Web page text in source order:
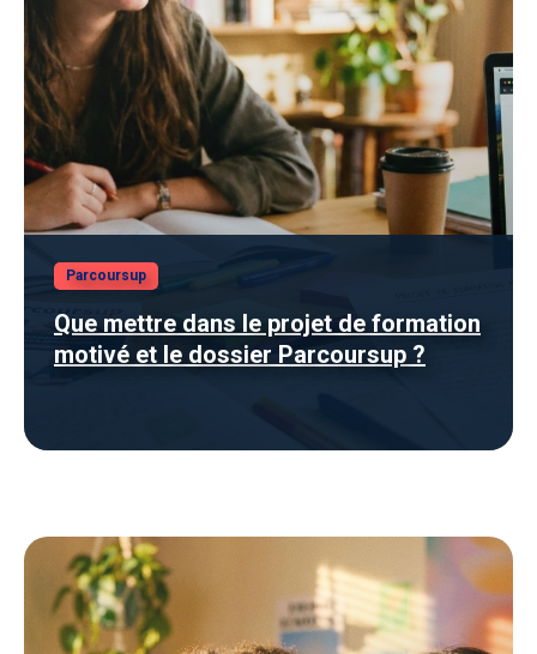
Parcoursup
Que mettre dans le projet de formation
motivé et le dossier Parcoursup ?